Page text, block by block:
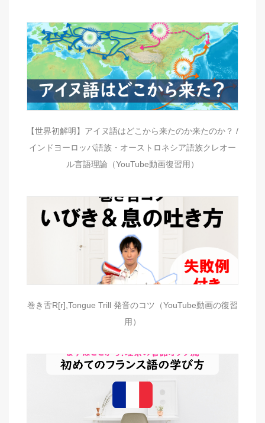
【世界初解明】アイヌ語はどこから来たのか来たのか？ /
インドヨーロッパ語族・オーストロネシア語族クレオー
ル言語理論（YouTube動画復習用）
巻き舌R[r],Tongue Trill 発音のコツ（YouTube動画の復習
用）